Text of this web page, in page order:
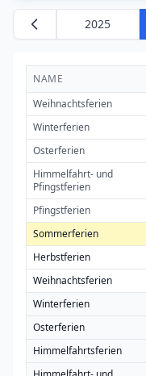
2025
NAME
Weihnachtsferien
Winterferien
Osterferien
Himmelfahrt- und
Pfingstferien
Pfingstferien
Sommerferien
Herbstferien
Weihnachtsferien
Winterferien
Osterferien
Himmelfahrtsferien